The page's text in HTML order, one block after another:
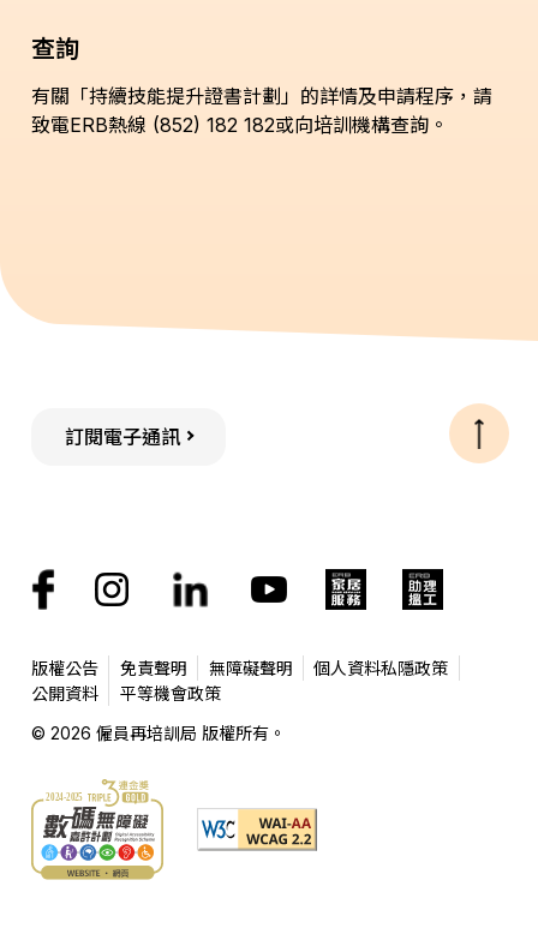
查詢
有關「持續技能提升證書計劃」的詳情及申請程序，請
致電ERB熱線 (852) 182 182或向培訓機構查詢。
訂閱電子通訊
版權公告 免責聲明 無障礙聲明
個人資料私隱政策
公開資料
平等機會政策
© 2026 僱員再培訓局 版權所有。